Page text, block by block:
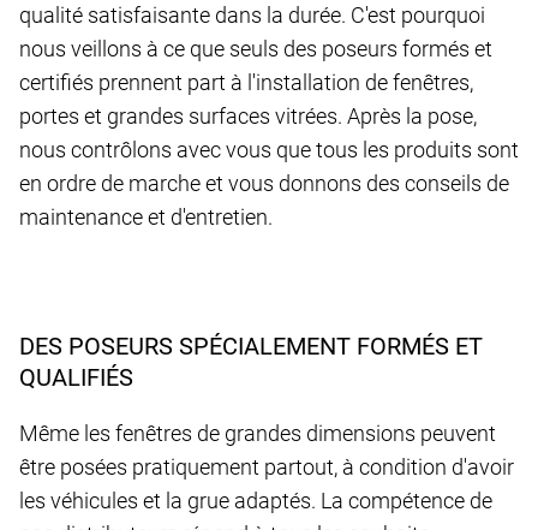
qualité satisfaisante dans la durée. C'est pourquoi
nous veillons à ce que seuls des poseurs formés et
certifiés prennent part à l'installation de fenêtres,
portes et grandes surfaces vitrées. Après la pose,
nous contrôlons avec vous que tous les produits sont
en ordre de marche et vous donnons des conseils de
maintenance et d'entretien.
DES POSEURS SPÉCIALEMENT FORMÉS ET
QUALIFIÉS
Même les fenêtres de grandes dimensions peuvent
être posées pratiquement partout, à condition d'avoir
les véhicules et la grue adaptés. La compétence de